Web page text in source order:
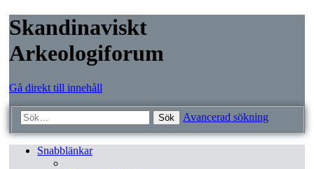
Skandinaviskt
Arkeologiforum
Gå direkt till innehåll
Sök Avancerad sökning
Snabblänkar